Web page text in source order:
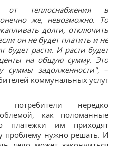
от теплоснабжения в
же, невозможно. То
долги, отключить
он не будет платить и не
будет расти. И расти будет
на общую сумму. Это
суммы задолженности", –
коммунальных услуг
потребители нередко
как поломанные
платежки им приходят
проблему нужно решать. И